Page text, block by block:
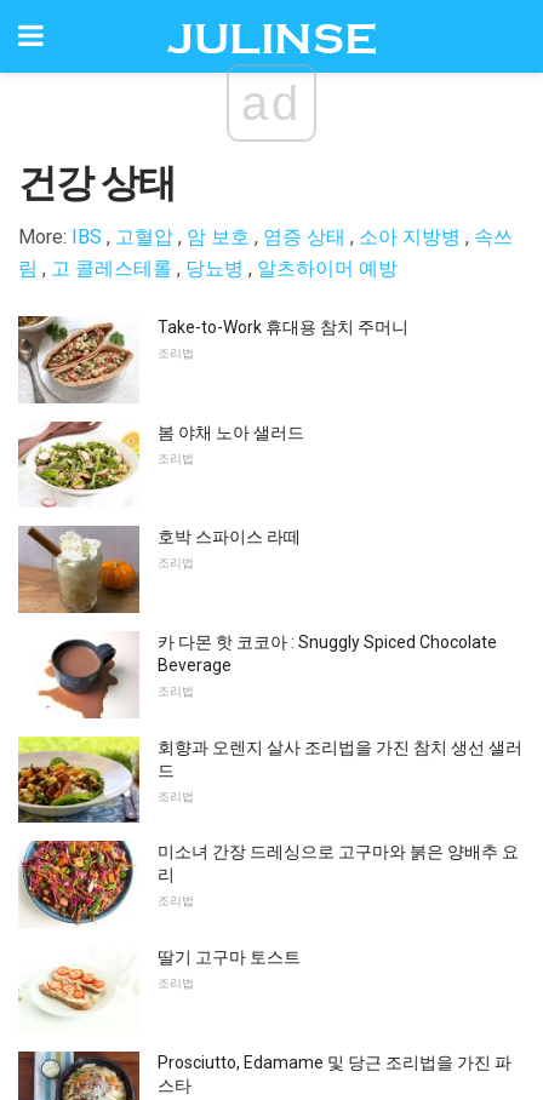
ad
건강 상태
More: IBS , 고혈압 , 암 보호 , 염증 상태 , 소아 지방병 , 속쓰
림 , 고 콜레스테롤 , 당뇨병 , 알츠하이머 예방
Take-to-Work 휴대용 참치 주머니
조리법
봄 야채 노아 샐러드
조리법
호박 스파이스 라떼
조리법
카 다몬 핫 코코아 : Snuggly Spiced Chocolate
Beverage
조리법
회향과 오렌지 살사 조리법을 가진 참치 생선 샐러
드
조리법
미소녀 간장 드레싱으로 고구마와 붉은 양배추 요
리
조리법
딸기 고구마 토스트
조리법
Prosciutto, Edamame 및 당근 조리법을 가진 파
스타